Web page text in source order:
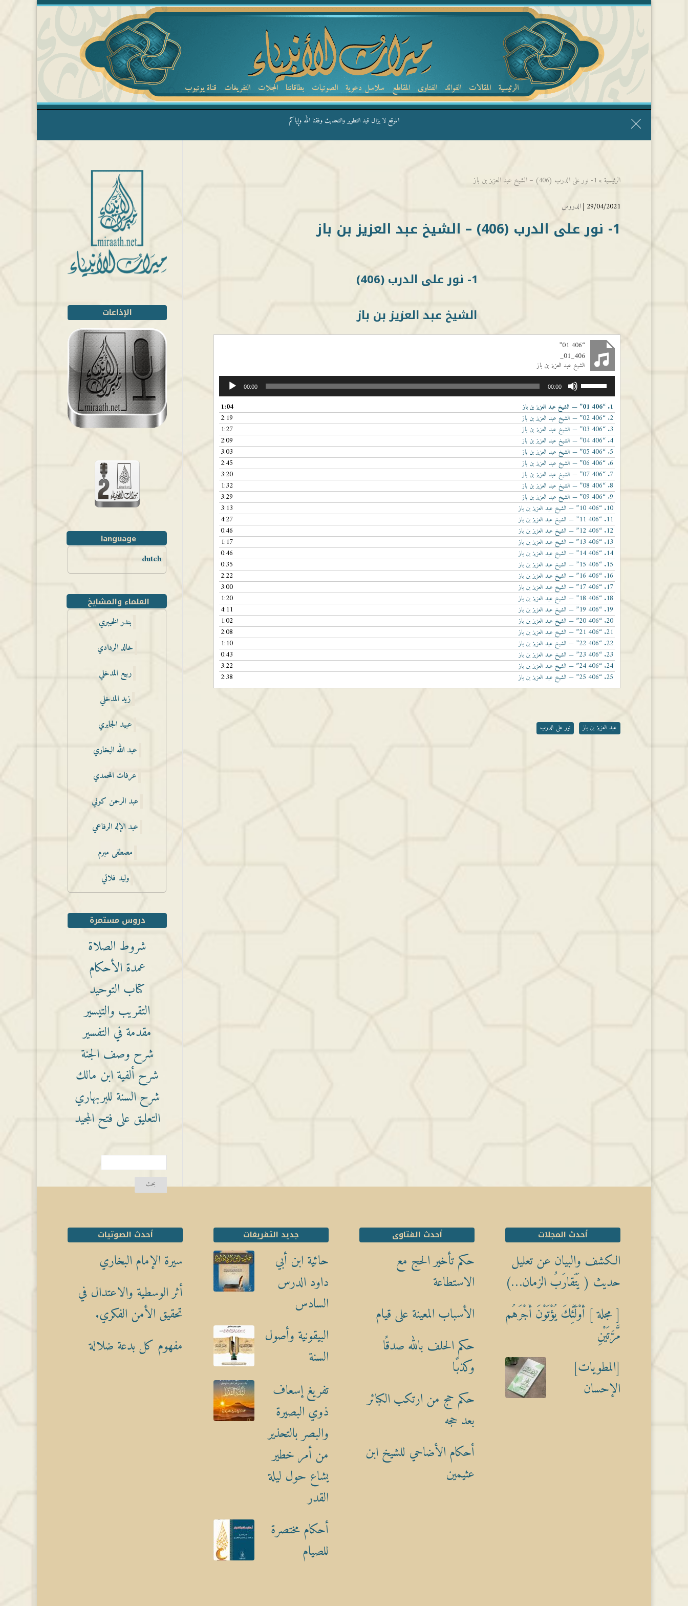
الرئيسية المقالات الفوائد الفتاوى المقاطع سلاسل دعوية الصوتيات بطاقاتنا المجلات التفريغات قناة يوتيوب
الموقع لا يزال قيد التطوير والتحديث وفقنا الله وإياكم
الرئيسية » 1- نور على الدرب (406) – الشيخ عبد العزيز بن باز
29/04/2021 | الدروس
1- نور على الدرب (406) – الشيخ عبد العزيز بن باز
1- نور على الدرب (406)
الشيخ عبد العزيز بن باز
“406 01”
406_01_
الشيخ عبد العزيز بن باز
مشغل
الصوت
00:00 00:00
الأسهم
أعلى/
أسفل
لزيادة
أو
خفض
مستوى
الصوت.
1.
“406 01” — الشيخ عبد العزيز بن باز
1:04
2.
“406 02” — الشيخ عبد العزيز بن باز
2:19
3.
“406 03” — الشيخ عبد العزيز بن باز
1:27
4.
“406 04” — الشيخ عبد العزيز بن باز
2:09
5.
“406 05” — الشيخ عبد العزيز بن باز
3:03
6.
“406 06” — الشيخ عبد العزيز بن باز
2:45
7.
“406 07” — الشيخ عبد العزيز بن باز
3:20
8.
“406 08” — الشيخ عبد العزيز بن باز
1:32
9.
“406 09” — الشيخ عبد العزيز بن باز
3:29
10.
“406 10” — الشيخ عبد العزيز بن باز
3:13
11.
“406 11” — الشيخ عبد العزيز بن باز
4:27
12.
“406 12” — الشيخ عبد العزيز بن باز
0:46
13.
“406 13” — الشيخ عبد العزيز بن باز
1:17
14.
“406 14” — الشيخ عبد العزيز بن باز
0:46
15.
“406 15” — الشيخ عبد العزيز بن باز
0:35
16.
“406 16” — الشيخ عبد العزيز بن باز
2:22
17.
“406 17” — الشيخ عبد العزيز بن باز
3:00
18.
“406 18” — الشيخ عبد العزيز بن باز
1:20
19.
“406 19” — الشيخ عبد العزيز بن باز
4:11
20.
“406 20” — الشيخ عبد العزيز بن باز
1:02
21.
“406 21” — الشيخ عبد العزيز بن باز
2:08
22.
“406 22” — الشيخ عبد العزيز بن باز
1:10
23.
“406 23” — الشيخ عبد العزيز بن باز
0:43
24.
“406 24” — الشيخ عبد العزيز بن باز
3:22
25.
“406 25” — الشيخ عبد العزيز بن باز 2:38
عبد العزيز بن باز نور على الدرب
الإذاعات
language
dutch
العلماء والمشايخ
بندر الخيبري
خالد الردادي
ربيع المدخلي
زيد المدخلي
عبيد الجابري
عبد الله البخاري
عرفات المحمدي
عبد الرحمن كوني
عبد الإله الرفاعي
مصطفى مبرم
وليد فلاتي
دروس مستمرة
شروط الصلاة
عمدة الأحكام
كتاب التوحيد
التقريب والتيسير
مقدمة في التفسير
شرح وصف الجنة
شرح ألفية ابن مالك
شرح السنة للبربهاري
التعليق على فتح المجيد
أحدث المجلات
الكشف والبيان عن تعليل
حديث ( يَتَقارَبُ الزمان…)
[ مجلة ] أُوْلَٰٓئِكَ يُؤْتَوْنَ أَجْرَهُم
مَّرَّتَيْنِ
[المطويات]
الإحسان
أحدث الفتاوى
حكم تأخير الحج مع
الاستطاعة
الأسباب المعينة على قيام
حكم الحلف بالله صدقًا
وكذبًا
حكم حج من ارتكب الكبائر
بعد حجه
أحكام الأضاحي للشيخ ابن
عثيمين
جديد التفريغات
حائية ابن أبي
داود الدرس
السادس
البيقونية وأصول
السنة
تفريغ إسعاف
ذوي البصيرة
والبصر بالتحذير
من أمر خطير
يشاع حول ليلة
القدر
أحكام مختصرة
للصيام
أحدث الصوتيات
سيرة الإمام البخاري
أثر الوسطية والاعتدال في
تحقيق الأمن الفكري.
مفهوم كل بدعة ضلالة